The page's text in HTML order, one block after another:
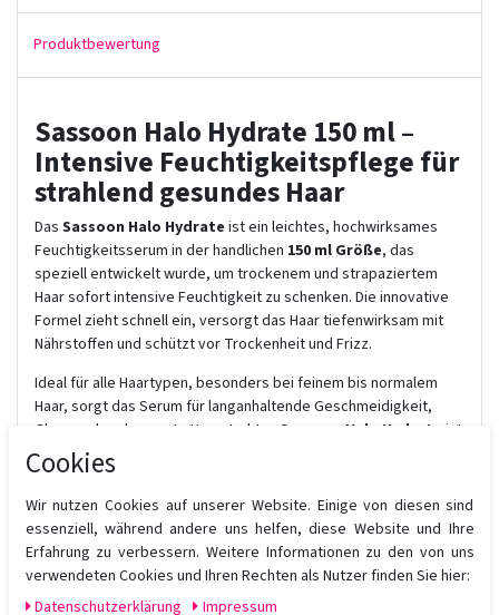
Produktbewertung
Sassoon Halo Hydrate 150 ml –
Intensive Feuchtigkeitspflege für
strahlend gesundes Haar
Das Sassoon Halo Hydrate ist ein leichtes, hochwirksames
Feuchtigkeitsserum in der handlichen 150 ml Größe, das
speziell entwickelt wurde, um trockenem und strapaziertem
Haar sofort intensive Feuchtigkeit zu schenken. Die innovative
Formel zieht schnell ein, versorgt das Haar tiefenwirksam mit
Nährstoffen und schützt vor Trockenheit und Frizz.
Ideal für alle Haartypen, besonders bei feinem bis normalem
Haar, sorgt das Serum für langanhaltende Geschmeidigkeit,
Glanz und verbesserte Haarstruktur. Sassoon Halo Hydrate
ist
die perfekte Pflege, um dein Haar gesund, vital und elastisch zu
erhalten – für ein sichtbar strahlendes Finish.
Vorteile von Sassoon Halo Hydrate:
Intensive Feuchtigkeitsversorgung ohne zu beschweren
Schützt vor Trockenheit und Frizz
Verbessert die Haarstruktur und verleiht Glanz
Cookies
Wir nutzen Cookies auf unserer Website. Einige von diesen sind
essenziell, während andere uns helfen, diese Website und Ihre
Erfahrung zu verbessern. Weitere Informationen zu den von uns
verwendeten Cookies und Ihren Rechten als Nutzer finden Sie hier:
Daten­schutz­erklärung
Impressum